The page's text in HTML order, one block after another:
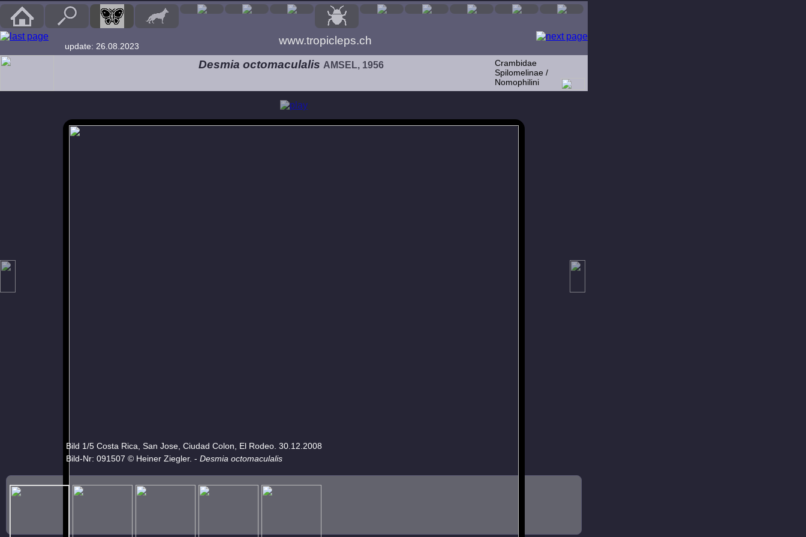
update: 26.08.2023 www.tropicleps.ch
Crambidae
Spilomelinae /
Nomophilini
Desmia octomaculalis AMSEL, 1956
Bild 1/5 Costa Rica, San Jose, Ciudad Colon, El Rodeo. 30.12.2008
Bild-Nr: 091507 © Heiner Ziegler. - Desmia octomaculalis